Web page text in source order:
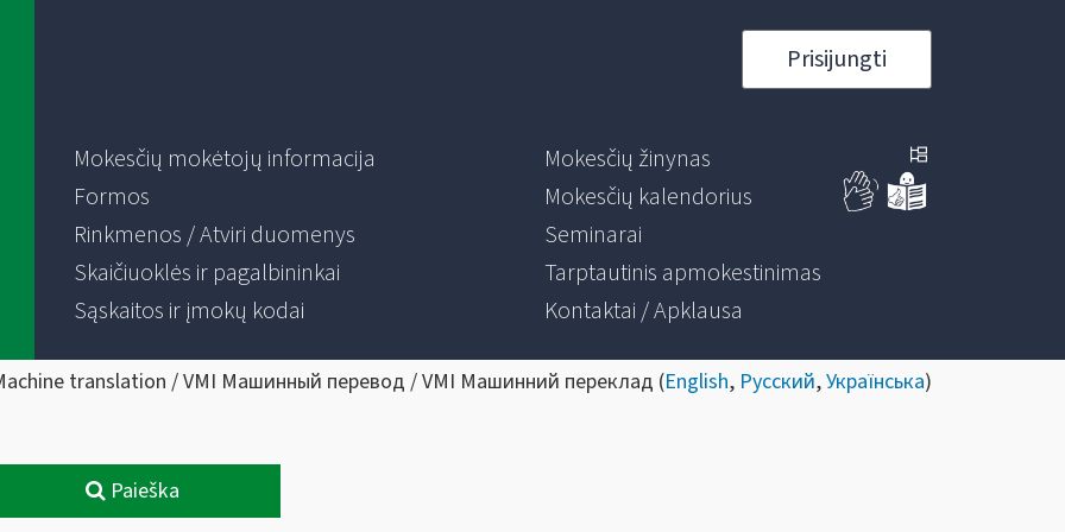
Prisijungti
Mokesčių mokėtojų informacija
Formos
Rinkmenos / Atviri duomenys
Skaičiuoklės ir pagalbininkai
Sąskaitos ir įmokų kodai
Mokesčių žinynas
Mokesčių kalendorius
Seminarai
Tarptautinis apmokestinimas
Kontaktai / Apklausa
translation / VMI Машинный перевод / VMI Машинний переклад (English, Русский,Українська)
Paieška